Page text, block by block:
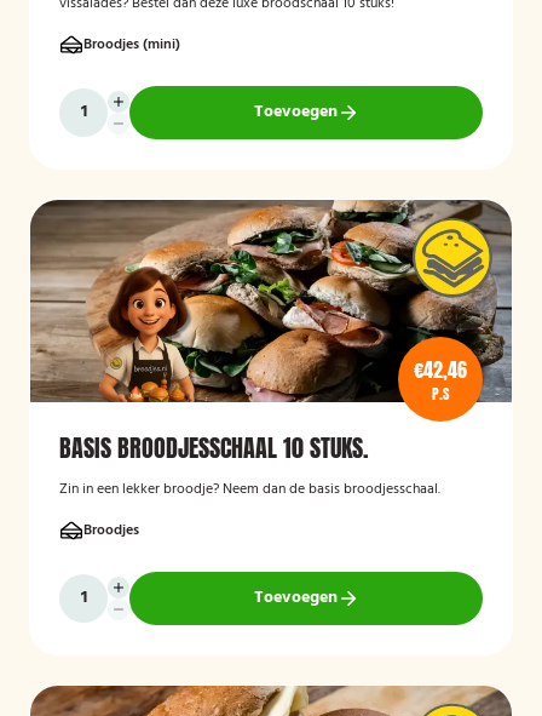
Broodjes (mini)
Toevoegen
€42,46
P.S
BASIS BROODJESSCHAAL 10 STUKS.
Zin in een lekker broodje? Neem dan de basis broodjesschaal.
Broodjes
Toevoegen